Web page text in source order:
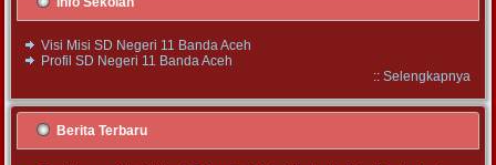
Visi Misi SD Negeri 11 Banda Aceh
Profil SD Negeri 11 Banda Aceh
:: Selengkapnya
Berita Terbaru